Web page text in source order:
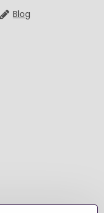
Blog